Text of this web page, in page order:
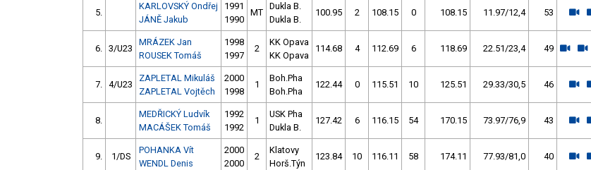
5.
KARLOVSKÝ Ondřej
JÁNĚ Jakub
1991
1990
MT
Dukla B.
Dukla B.
100.95 2 108.15 0 108.15 11.97/12,4 53
6. 3/U23
MRÁZEK Jan
ROUSEK Tomáš
1998
1997
2
KK Opava
KK Opava
114.68 4 112.69 6 118.69 22.51/23,4 49
7. 4/U23
ZAPLETAL Mikuláš
ZAPLETAL Vojtěch
2000
1998
1
Boh.Pha
Boh.Pha
122.44 0 115.51 10 125.51 29.33/30,5 46
8.
MEDŘICKÝ Ludvík
MACÁŠEK Tomáš
1992
1992
1
USK Pha
Dukla B.
127.42 6 116.15 54 170.15 73.97/76,9 43
9. 1/DS
POHANKA Vít
WENDL Denis
2000
2000
2
Klatovy
Horš.Týn
123.84 10 116.11 58 174.11 77.93/81,0 40